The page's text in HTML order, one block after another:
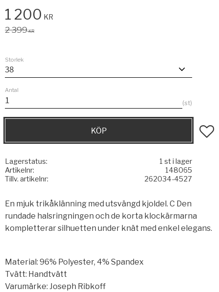
Nedsatt pris:
1 200 KR
Ordinarie pris:
2 399KR
Storlek
Antal
st
KÖP
Lagerstatus
1 st i lager
Artikelnr
148065
Tillv. artikelnr
262034-4527
En mjuk trikåklänning med utsvängd kjoldel. C Den
rundade halsringningen och de korta klockärmarna
kompletterar silhuetten under knät med enkel elegans.
Material: 96% Polyester, 4% Spandex
Tvätt: Handtvätt
Varumärke: Joseph Ribkoff